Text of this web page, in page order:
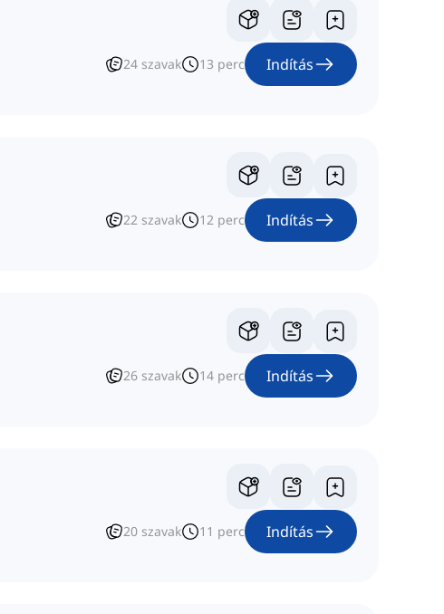
24 szavak 13 perc Indítás
22 szavak 12 perc Indítás
26 szavak 14 perc Indítás
20 szavak 11 perc Indítás